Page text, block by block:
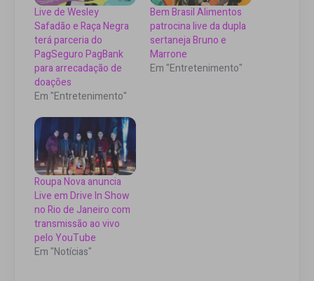
Live de Wesley
Safadão e Raça Negra
terá parceria do
PagSeguro PagBank
para arrecadação de
doações
Em "Entretenimento"
Bem Brasil Alimentos
patrocina live da dupla
sertaneja Bruno e
Marrone
Em "Entretenimento"
Roupa Nova anuncia
Live em Drive In Show
no Rio de Janeiro com
transmissão ao vivo
pelo YouTube
Em "Notícias"